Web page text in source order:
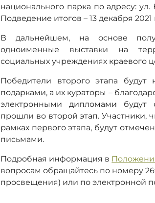
национального парка по адресу:
Подведение итогов – 13 декабря 2021
В дальнейшем, на основе
одноименные выставки на
социальных учреждениях краевого
Победители второго этапа
подарками, а их кураторы –
электронными дипломами
прошли во второй этап. Участники,
рамках первого этапа, будут
письмами.
Подробная информация в
вопросам обращайтесь по номеру
просвещения) или по электронной